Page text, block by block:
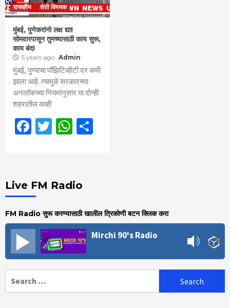
राजकीय
शेती विषयक
मुंबई, पुणेकरांनो लक्ष द्या!
सोमवारपासून तुमच्यासाठी काय सुरू,
काय बंद!
5 years ago Admin
मुंबई, पुण्याचा पॉझिटिव्हीटी दर कमी
झाला आहे. त्यामुळे सरकारच्या
अनलॉकच्या नियमांनुसार या दोन्ही
शहरातील काही
Facebook
TwitterWhatsApp
Live FM Radio
FM Radio सुरू करण्यासाठी खालील त्रिकोणी बटन क्लिक करा
Mirchi 90's Radio